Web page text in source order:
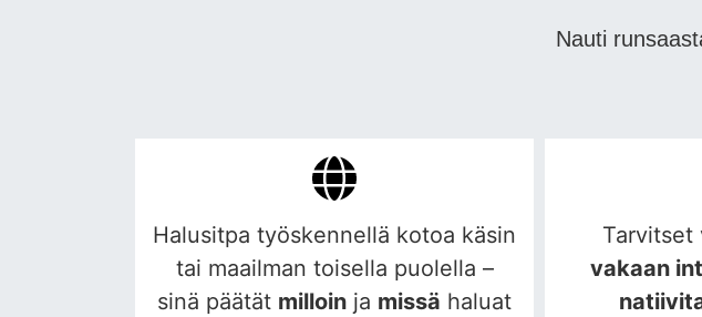
Nauti
Halusitpa työskennellä kotoa käsin
tai maailman toisella puolella –
sinä päätät milloin ja missä haluat
Tarvitset
vakaan